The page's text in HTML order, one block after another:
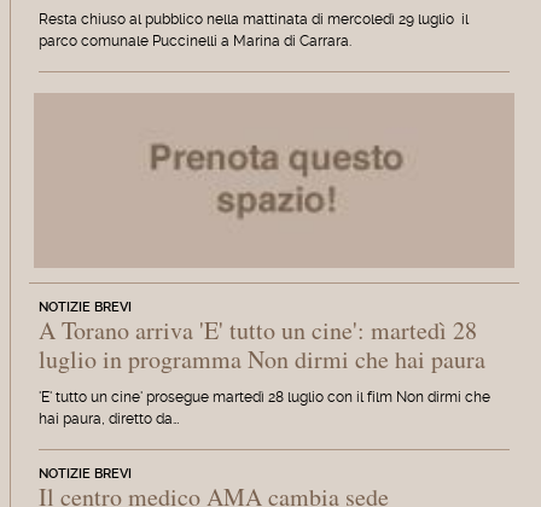
Resta chiuso al pubblico nella mattinata di mercoledì 29 luglio il
parco comunale Puccinelli a Marina di Carrara.
NOTIZIE BREVI
A Torano arriva 'E' tutto un cine': martedì 28
luglio in programma Non dirmi che hai paura
'E' tutto un cine' prosegue martedì 28 luglio con il film Non dirmi che
hai paura, diretto da…
NOTIZIE BREVI
Il centro medico AMA cambia sede